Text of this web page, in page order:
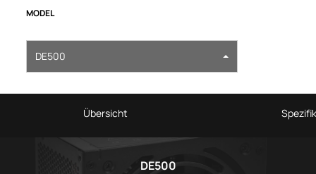
MODEL
DE500
Übersicht
DE500